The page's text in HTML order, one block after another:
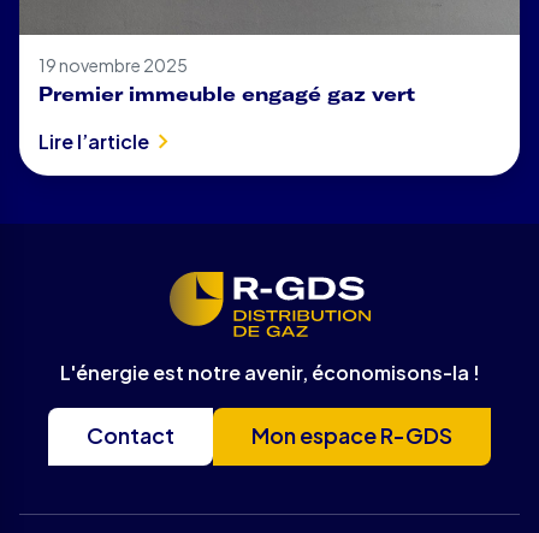
19 novembre 2025
Premier immeuble engagé gaz vert
Lire l’article
L'énergie est notre avenir, économisons-la !
Contact Mon espace R-GDS